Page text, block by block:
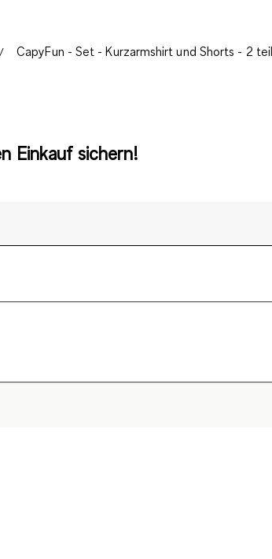
CapyFun - Set - Kurzarmshirt und Shorts - 2
Einkauf sichern!